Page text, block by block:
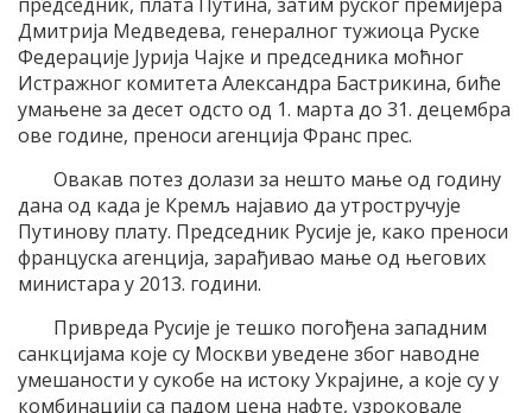
Дмитрија Медведева, генералног тужиоца Руске
Федерације Јурија Чајке и председника моћног
Истражног комитета Александра Бастрикина, биће
умањене за десет одсто од 1. марта до 31. децембра
ове године, преноси агенција Франс прес.
Овакав потез долази за нешто мање од годину
дана од када је Кремљ најавио да утростручује
Путинову плату. Председник Русије је, како преноси
француска агенција, зарађивао мање од његових
министара у 2013. години.
Привреда Русије је тешко погођена западним
санкцијама које су Москви уведене због наводне
умешаности у сукобе на истоку Украјине, а које су у
комбинацији са падом цена нафте, узроковале